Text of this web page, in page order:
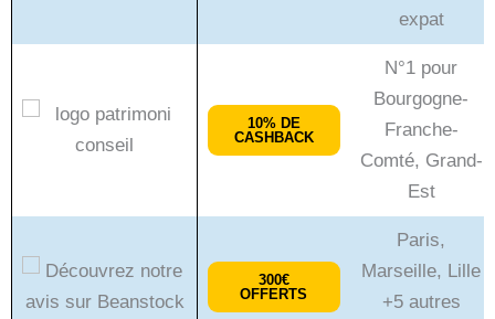
expat
10% DE
CASHBACK
N°1 pour
Bourgogne-
Franche-
Comté, Grand-
Est
300€
OFFERTS
Paris,
Marseille, Lille
+5 autres